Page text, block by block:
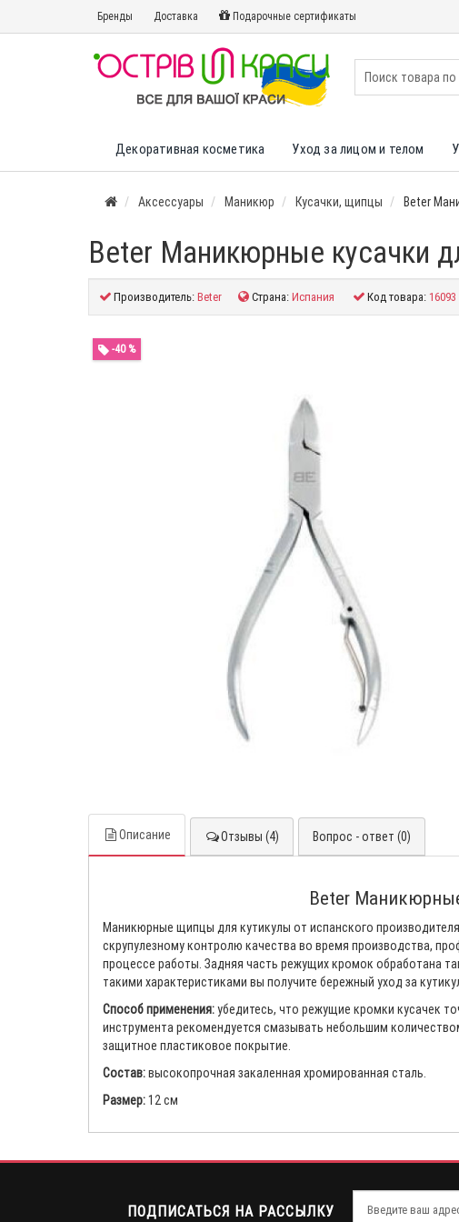
Бренды Доставка Подарочные сертификаты
Декоративная косметика Уход за лицом и телом
Аксессуары Маникюр Кусачки, щипцы Beter
Beter Маникюрные кусачки
Производитель:Beter Страна:Испания Код товара:16093
-40 %
Описание Отзывы (4) Вопрос - ответ (0)
Beter
Маникюрные щипцы для кутикулы от испанского
скрупулезному контролю качества во время производства,
процессе работы. Задняя часть режущих кромок обработана
такими характеристиками вы получите бережный уход за
Способ применения:убедитесь, что режущие кромки кусачек
инструмента рекомендуется смазывать небольшим
защитное пластиковое покрытие.
Состав:высокопрочная закаленная хромированная сталь.
Размер:12 см
ПОДПИСАТЬСЯ НА РАССЫЛКУ